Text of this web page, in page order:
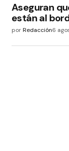
Aseguran
están al
porRedacción6